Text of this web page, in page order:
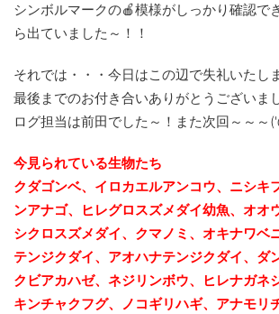
シンボルマークの🍎模様がしっかり確認で
ら出ていました～！！
それでは・・・今日はこの辺で失礼いたしま
最後までのお付き合いありがとうございまし
ログ担当は前田でした～！また次回～～
今見られている生物たち
クダゴンベ、イロカエルアンコウ、ニシキ
ンアナゴ、ヒレグロスズメダイ幼魚、 オオ
シクロスズメダイ、クマノミ、オキナワベ
テンジクダイ、 アオハナテンジクダイ、ダ
クビアカハゼ、ネジリンボウ、ヒレナガネ
キンチャクフグ、ノコギリハギ、アナモリ